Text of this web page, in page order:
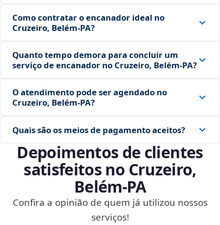
Como contratar o encanador ideal no
Cruzeiro, Belém‑PA?
Quanto tempo demora para concluir um
serviço de encanador no Cruzeiro, Belém‑PA?
O atendimento pode ser agendado no
Cruzeiro, Belém‑PA?
Quais são os meios de pagamento aceitos?
Depoimentos de clientes
satisfeitos no Cruzeiro,
Belém‑PA
Confira a opinião de quem já utilizou nossos
serviços!